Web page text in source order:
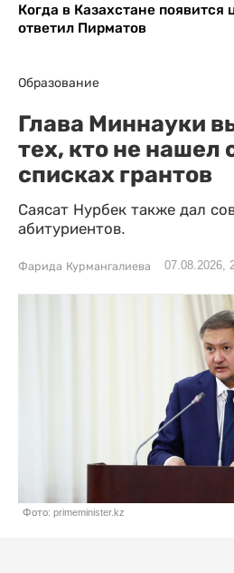
Когда в Казахстане появится
ответил Пирматов
Образование
Глава Миннауки
тех, кто не нашел
списках грантов
Саясат Нурбек также дал
абитуриентов.
Фарида Курмангалиева 07.08.2026,
Фото: primeminister.kz